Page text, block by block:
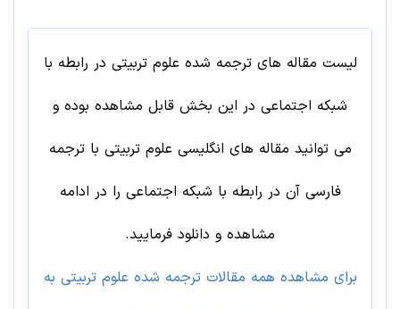
لیست مقاله های ترجمه شده علوم تربيتی در رابطه با
شبکه اجتماعی در این بخش قابل مشاهده بوده و
می توانید مقاله های انگلیسی علوم تربيتی با ترجمه
فارسی آن در رابطه با شبکه اجتماعی را در ادامه
مشاهده و دانلود فرمایید.
برای مشاهده همه مقالات ترجمه شده علوم تربيتی به